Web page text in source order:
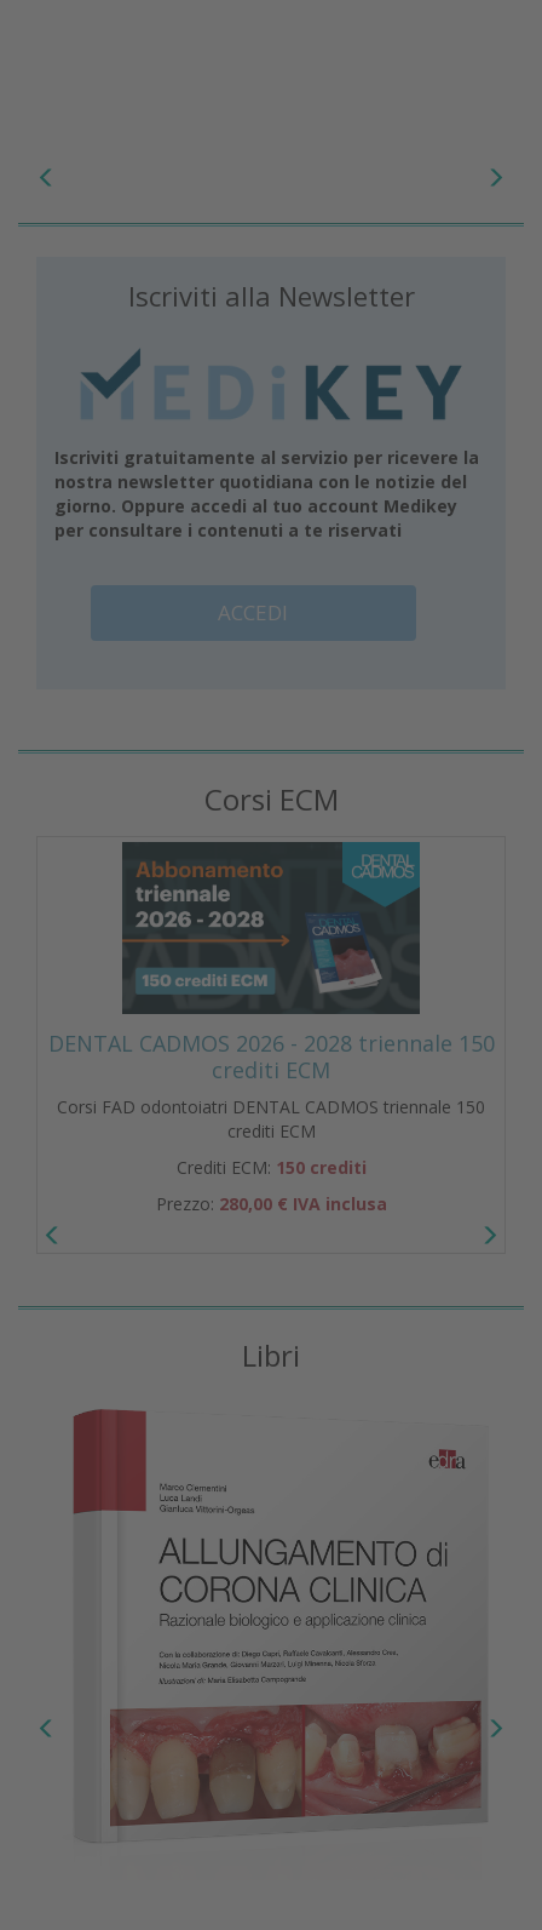
Iscriviti alla Newsletter
Iscriviti gratuitamente al servizio per ricevere la
nostra newsletter quotidiana con le notizie del
giorno. Oppure accedi al tuo account Medikey
per consultare i contenuti a te riservati
ACCEDI
Corsi ECM
DENTAL CADMOS 2026 - 2028 triennale 150
crediti ECM
Corsi FAD odontoiatri DENTAL CADMOS triennale 150
crediti ECM
Crediti ECM: 150 crediti
Prezzo: 280,00 € IVA inclusa
Libri